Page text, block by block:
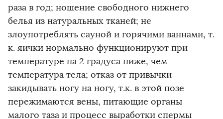
раза в год; ношение свободного нижнего
белья из натуральных тканей; не
злоупотреблять сауной и горячими ваннами, т.
к. яички нормально функционируют при
температуре на 2 градуса ниже, чем
температура тела; отказ от привычки
закидывать ногу на ногу, т.к. в этой позе
пережимаются вены, питающие органы
малого таза и процесс выработки спермы